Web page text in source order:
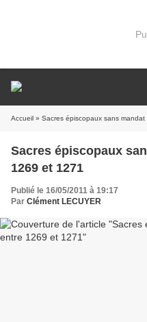
Accueil » Sacres épiscopaux sans
Sacres épiscopaux
1269 et 1271
Publié le 16/05/2011 à 19:17
Par Clément LECUYER